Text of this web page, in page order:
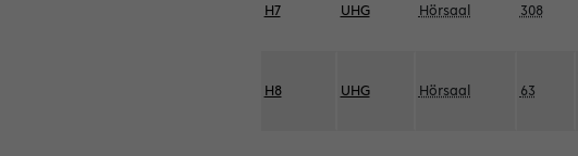
H7 UHG Hörsaal 308
H8 UHG Hörsaal 63